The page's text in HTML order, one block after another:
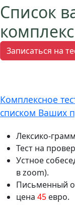
Список
Записаться на
Комплексное
списком Ваших
Лексико-
Тест на
Устное
в zoom).
Письменный
цена 45евро.